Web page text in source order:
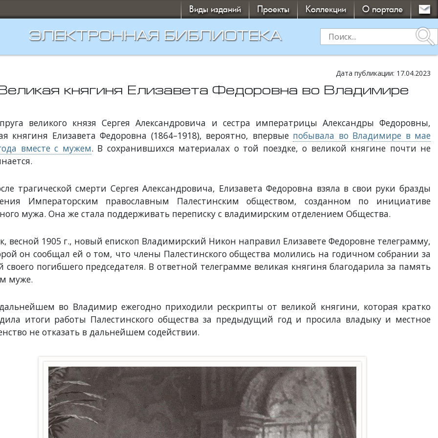
Виды изданий Проекты Коллекции О портале
ЭЛЕКТРОННАЯ БИБЛИОТЕКА search
Дата публикации: 17.04.2023
княгиня Елизавета Федоровна во Владимире
великого князя Сергея Александровича и сестра императрицы Александры Федоровны,
княгиня Елизавета Федоровна (1864–1918), вероятно, впервые побывала во Владимире в мае
вместе с мужем. В сохранившихся материалах о той поездке, о великой княгине почти не
трагической смерти Сергея Александровича, Елизавета Федоровна взяла в свои руки бразды
Императорским православным Палестинским обществом, созданном по инициативе
мужа. Она же стала поддерживать переписку с владимирским отделением Общества.
весной 1905 г., новый епископ Владимирский Никон направил Елизавете Федоровне телеграмму,
он сообщал ей о том, что члены Палестинского общества молились на годичном собрании за
своего погибшего председателя. В ответной телеграмме великая княгиня благодарила за память
муже.
во Владимир ежегодно приходили рескрипты от великой княгини, которая кратко
итоги работы Палестинского общества за предыдущий год и просила владыку и местное
не отказать в дальнейшем содействии.